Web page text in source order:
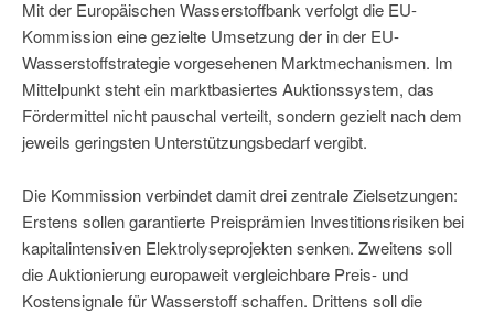
Mit der Europäischen Wasserstoffbank verfolgt die EU-
Kommission eine gezielte Umsetzung der in der EU-
Wasserstoffstrategie vorgesehenen Marktmechanismen. Im
Mittelpunkt steht ein marktbasiertes Auktionssystem, das
Fördermittel nicht pauschal verteilt, sondern gezielt nach dem
jeweils geringsten Unterstützungsbedarf vergibt.
Die Kommission verbindet damit drei zentrale Zielsetzungen:
Erstens sollen garantierte Preisprämien Investitionsrisiken bei
kapitalintensiven Elektrolyseprojekten senken. Zweitens soll
die Auktionierung europaweit vergleichbare Preis- und
Kostensignale für Wasserstoff schaffen. Drittens soll die